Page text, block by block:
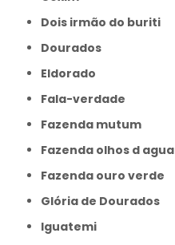
Dois irmão do buriti
Dourados
Eldorado
Fala-verdade
Fazenda mutum
Fazenda olhos d agua
Fazenda ouro verde
Glória de Dourados
Iguatemi